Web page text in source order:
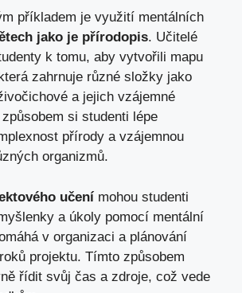
příkladem je využití mentálních
jako je přírodopis. Učitelé
k tomu, aby vytvořili mapu
zahrnuje různé složky jako
a jejich vzájemné
si studenti lépe
přírody a vzájemnou
organizmů.
učení mohou studenti
a úkoly pomocí mentální
v organizaci a plánování
projektu. Tímto způsobem
řídit svůj čas a zdroje, což vede